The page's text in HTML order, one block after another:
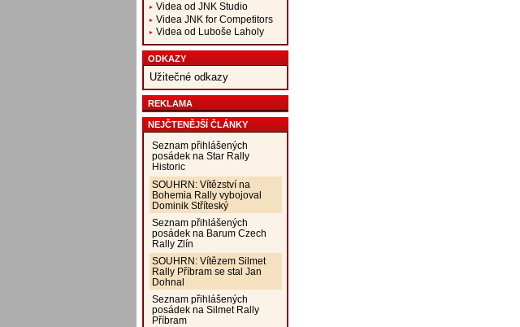
Videa od JNK Studio
Videa JNK for Competitors
Videa od Luboše Laholy
ODKAZY
Užitečné odkazy
REKLAMA
NEJČTENĚJŠÍ ČLÁNKY
Seznam přihlášených
posádek na Star Rally
Historic
SOUHRN: Vítězství na
Bohemia Rally vybojoval
Dominik Stříteský
Seznam přihlášených
posádek na Barum Czech
Rally Zlín
SOUHRN: Vítězem Silmet
Rally Příbram se stal Jan
Dohnal
Seznam přihlášených
posádek na Silmet Rally
Příbram